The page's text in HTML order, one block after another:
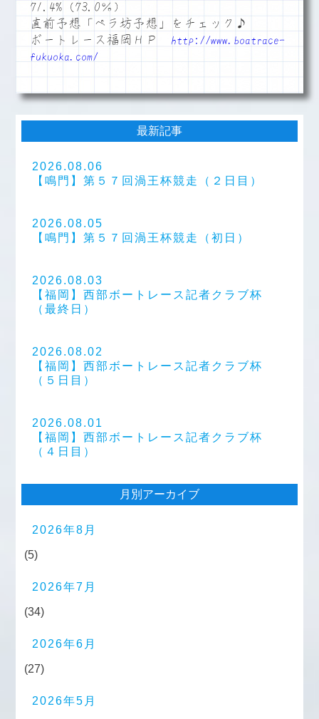
71.4%（73.0％）
直前予想「ペラ坊予想」をチェック♪
ボートレース福岡ＨＰ http://www.boatrace-
fukuoka.com/
最新記事
2026.08.06
【鳴門】第５７回渦王杯競走（２日目）
2026.08.05
【鳴門】第５７回渦王杯競走（初日）
2026.08.03
【福岡】西部ボートレース記者クラブ杯
（最終日）
2026.08.02
【福岡】西部ボートレース記者クラブ杯
（５日目）
2026.08.01
【福岡】西部ボートレース記者クラブ杯
（４日目）
月別アーカイブ
2026年8月
(5)
2026年7月
(34)
2026年6月
(27)
2026年5月